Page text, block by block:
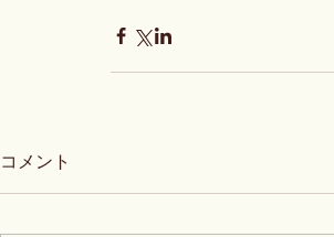
コメント